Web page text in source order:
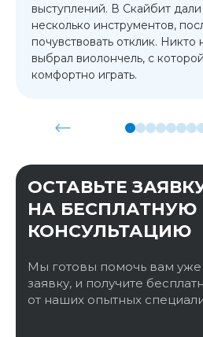
выступлений. В Скайбит
несколько инструментов,
почувствовать отклик. Никто
выбрал виолончель, с
комфортно играть.
ОСТАВЬТЕ
НА БЕСПЛАТНУЮ
КОНСУЛЬТАЦИЮ
Мы готовы помочь вам уже
заявку, и получите
от наших опытных